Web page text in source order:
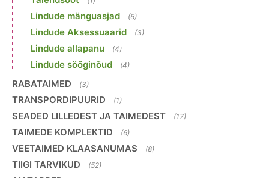
Lindude mänguasjad (6)
Lindude Aksessuaarid (3)
Lindude allapanu (4)
Lindude sööginõud (4)
RABATAIMED (3)
TRANSPORDIPUURID (1)
SEADED LILLEDEST JA TAIMEDEST (17)
TAIMEDE KOMPLEKTID (6)
VEETAIMED KLAASANUMAS (8)
TIIGI TARVIKUD (52)